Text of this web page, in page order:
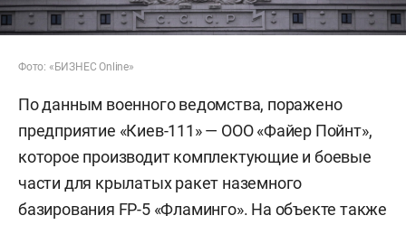
Фото: «БИЗНЕС Online»
По данным военного ведомства, поражено
предприятие «Киев-111» — ООО «Файер Пойнт»,
которое производит комплектующие и боевые
части для крылатых ракет наземного
базирования FP-5 «Фламинго». На объекте также